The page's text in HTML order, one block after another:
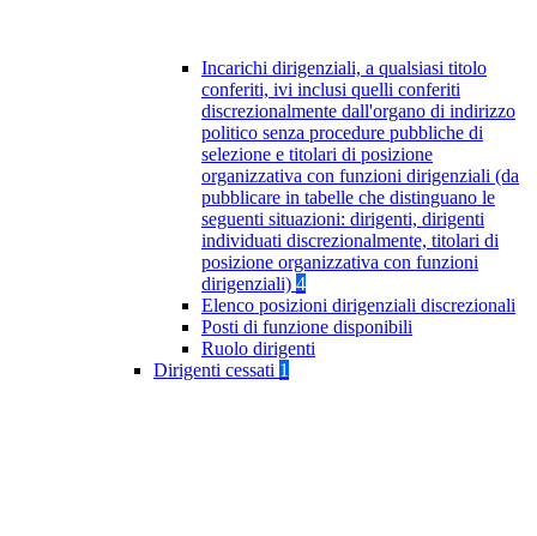
Incarichi dirigenziali, a qualsiasi titolo
conferiti, ivi inclusi quelli conferiti
discrezionalmente dall'organo di indirizzo
politico senza procedure pubbliche di
selezione e titolari di posizione
organizzativa con funzioni dirigenziali (da
pubblicare in tabelle che distinguano le
seguenti situazioni: dirigenti, dirigenti
individuati discrezionalmente, titolari di
posizione organizzativa con funzioni
dirigenziali) 4
Elenco posizioni dirigenziali discrezionali
Posti di funzione disponibili
Ruolo dirigenti
Dirigenti cessati 1